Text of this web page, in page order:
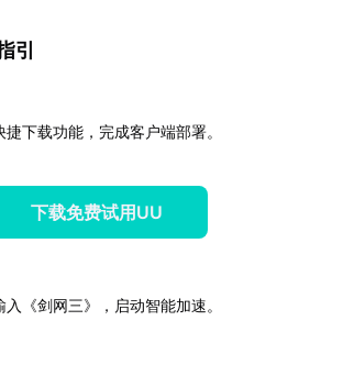
引
下载功能，完成客户端部署。
下载免费试用UU
《剑网三》，启动智能加速。